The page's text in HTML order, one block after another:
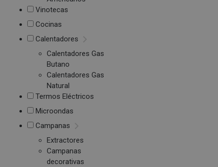
Vinotecas
Cocinas
Calentadores
Calentadores Gas
Butano
Calentadores Gas
Natural
Termos Eléctricos
Microondas
Campanas
Extractores
Campanas
decorativas